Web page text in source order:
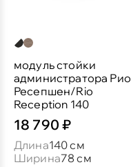
модуль стойки
администратора Рио
Ресепшен/Rio
Reception 140
18 790 ₽
Длина140 см
Ширина78 см